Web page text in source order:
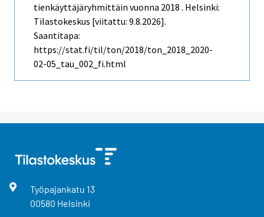
tienkäyttäjäryhmittäin vuonna 2018 . Helsinki:
Tilastokeskus [viitattu: 9.8.2026].
Saantitapa:
https://stat.fi/til/ton/2018/ton_2018_2020-
02-05_tau_002_fi.html
Työpajankatu 13
00580 Helsinki